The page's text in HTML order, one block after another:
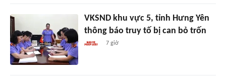
VKSND khu vực 5, tỉnh Hưng Yên
thông báo truy tố bị can bỏ trốn
7 giờ